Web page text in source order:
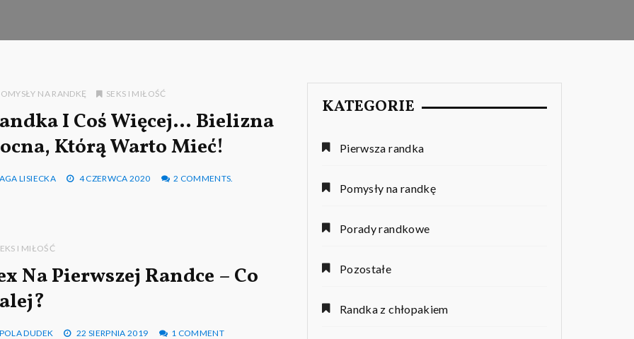
NA RANDKĘ SEKS I MIŁOŚĆ
I Coś Więcej… Bielizna
Którą Warto Mieć!
LISIECKA 4 CZERWCA 2020 2 COMMENTS.
I MIŁOŚĆ
Na Pierwszej Randce – Co
DUDEK 22 SIERPNIA 2019 1 COMMENT
KATEGORIE
Pierwsza randka
Pomysły na randkę
Porady randkowe
Pozostałe
Randka z chłopakiem